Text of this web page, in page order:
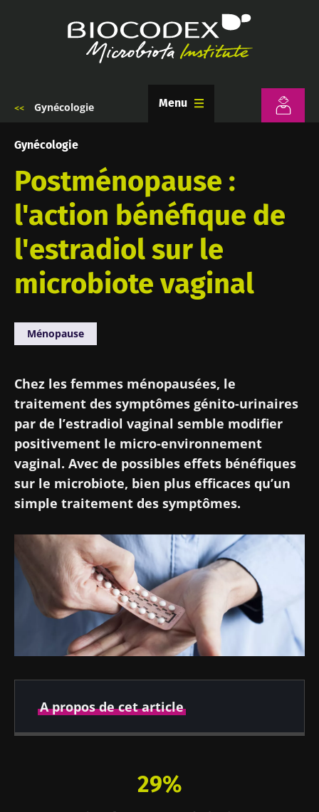
Gynécologie Menu
Gynécologie
Postménopause :
l'action bénéfique de
l'estradiol sur le
microbiote vaginal
Ménopause
Chez les femmes ménopausées, le
traitement des symptômes génito-urinaires
par de l’estradiol vaginal semble modifier
positivement le micro-environnement
vaginal. Avec de possibles effets bénéfiques
sur le microbiote, bien plus efficaces qu’un
simple traitement des symptômes.
A propos de cet article
29%